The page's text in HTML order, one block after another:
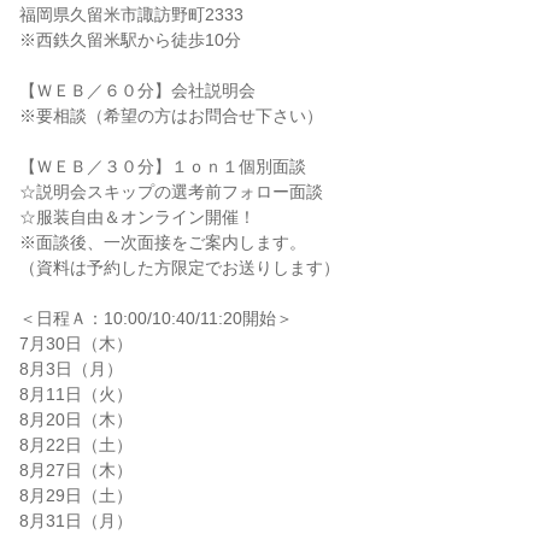
福岡県久留米市諏訪野町2333
※西鉄久留米駅から徒歩10分
【ＷＥＢ／６０分】会社説明会
※要相談（希望の方はお問合せ下さい）
【ＷＥＢ／３０分】１ｏｎ１個別面談
☆説明会スキップの選考前フォロー面談
☆服装自由＆オンライン開催！
※面談後、一次面接をご案内します。
（資料は予約した方限定でお送りします）
＜日程Ａ：10:00/10:40/11:20開始＞
7月30日（木）
8月3日（月）
8月11日（火）
8月20日（木）
8月22日（土）
8月27日（木）
8月29日（土）
8月31日（月）